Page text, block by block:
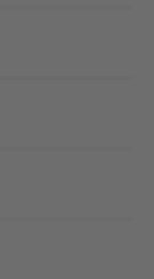
Sternen
Sternen
Sternen